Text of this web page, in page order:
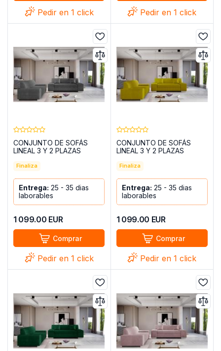
Pedir en 1 click Pedir en 1 click
CONJUNTO DE SOFÁS
LINEAL 3 Y 2 PLAZAS
Finaliza
Entrega: 25 - 35 dias
laborables
1 099.00 EUR
Comprar
Pedir en 1 click
CONJUNTO DE SOFÁS
LINEAL 3 Y 2 PLAZAS
Finaliza
Entrega: 25 - 35 dias
laborables
1 099.00 EUR
Comprar
Pedir en 1 click